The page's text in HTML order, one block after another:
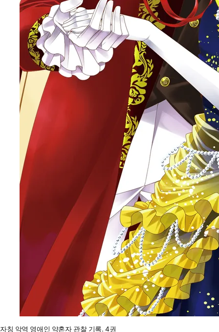
자칭 악역 영애인 약혼자 관찰 기록. 4권